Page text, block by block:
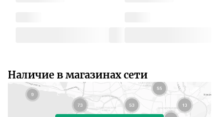
Наличие в магазинах сети